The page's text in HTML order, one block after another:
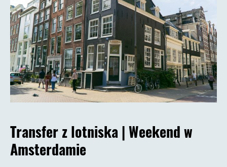
Transfer z lotniska |Weekend w
Amsterdamie